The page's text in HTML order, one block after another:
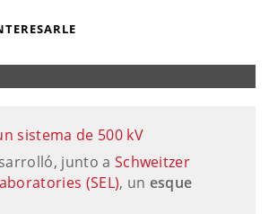
sistema de 500 kV
junto a Schweitzer
(SEL), un esque